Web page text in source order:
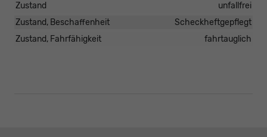
Zustand
unfallfrei
Zustand, Beschaffenheit
Scheckheftgepflegt
Zustand, Fahrfähigkeit
fahrtauglich